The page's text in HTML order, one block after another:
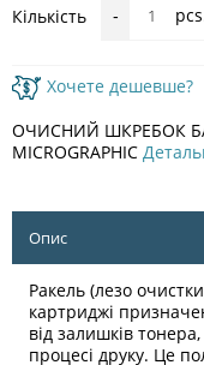
Кількість -
Хочете дешевше?
ОЧИСНИЙ ШКРЕБОК
MICROGRAPHIC
Опис
Ракель (лезо
картриджі
від залишків
процесі друку. Це